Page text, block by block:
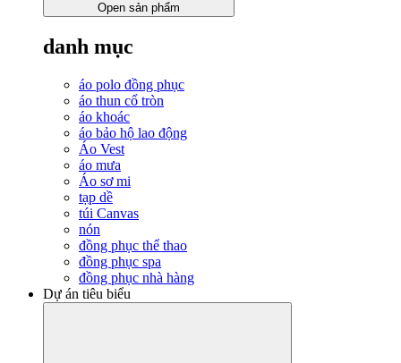
Open sản phẩm
danh mục
áo polo đồng phục
áo thun cổ tròn
áo khoác
áo bảo hộ lao động
Áo Vest
áo mưa
Áo sơ mi
tạp dề
túi Canvas
nón
đồng phục thể thao
đồng phục spa
đồng phục nhà hàng
Dự án tiêu biểu